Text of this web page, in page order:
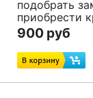
подобрать
приобрести
сэкономив
для
Код товара:
900 руб